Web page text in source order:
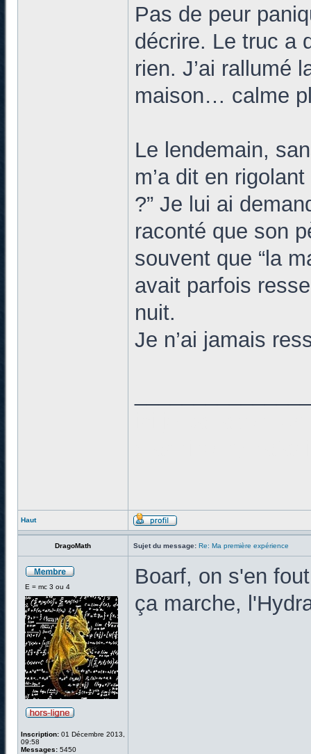
Pas de peur
décrire. Le truc a
rien. J’ai rallumé
maison… calme
Le lendemain,
m’a dit en
?” Je lui ai
raconté que son
souvent que “la
avait parfois
nuit.
Je n’ai jamais
Haut
DragoMath Sujet du message: Re: Ma première expérience
E = mc 3 ou 4
Inscription: 01 Décembre 2013,
09:58
Messages: 5450
Boarf, on s'en
ça marche,